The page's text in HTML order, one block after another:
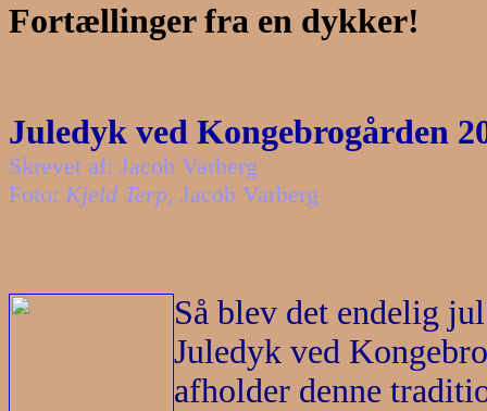
Fortællinger fra en dykker!
Juledyk ved Kongebrogården
Skrevet af: Jacob Varberg
Foto: Kjeld Terp, Jacob Varberg
Så blev det endelig
Juledyk ved
afholder denne